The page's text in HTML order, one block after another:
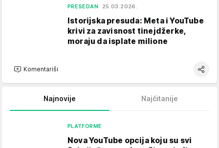
PRESEDAN 25.03.2026.
Istorijska presuda: Meta i YouTube
krivi za zavisnost tinejdžerke,
moraju da isplate milione
Komentariši
Najnovije Najčitanije
PLATFORME
Nova YouTube opcija koju su svi